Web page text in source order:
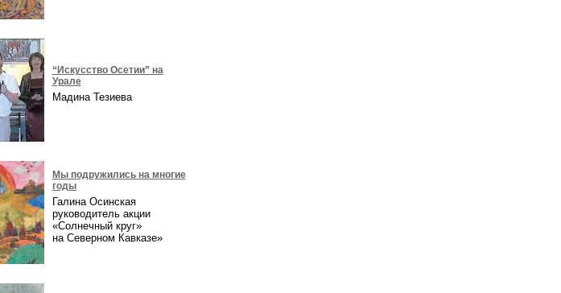
“Искусство Осетии” на
Урале
Мадина Тезиева
Мы подружились на многие
годы
Галина Осинская
руководитель акции
«Солнечный круг»
на Северном Кавказе»